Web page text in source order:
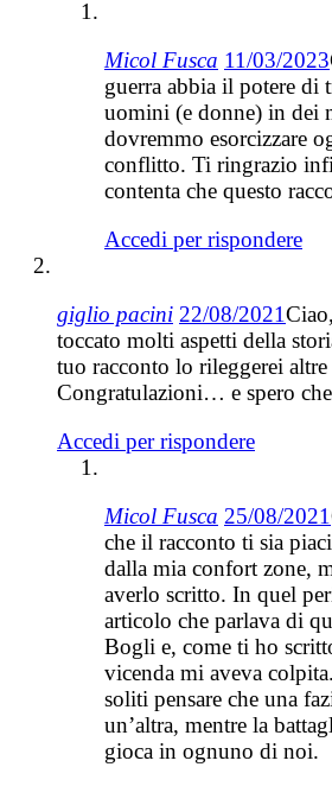
Micol Fusca 11/03/2023
guerra abbia il potere di
uomini (e donne) in dei
dovremmo esorcizzare
conflitto. Ti ringrazio
contenta che questo
Accedi per rispondere
giglio pacini 22/08/2021
toccato molti aspetti della
tuo racconto lo rileggerei
Congratulazioni… e spero
Accedi per rispondere
Micol Fusca 25/08/2021
che il racconto ti sia
dalla mia confort zone,
averlo scritto. In quel
articolo che parlava di
Bogli e, come ti ho
vicenda mi aveva
soliti pensare che una
un’altra, mentre la
gioca in ognuno di noi.